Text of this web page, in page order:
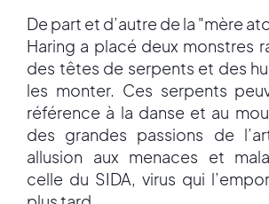
De part et d’autre de la "mère
Haring a placé deux monstres
des têtes de serpents et des
les monter. Ces serpents
référence à la danse et au
des grandes passions de
allusion aux menaces et
celle du SIDA, virus qui